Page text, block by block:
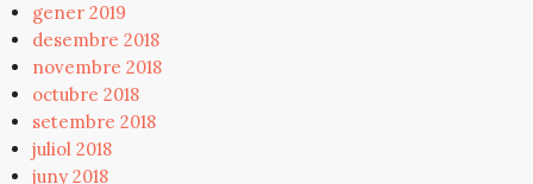
gener 2019
desembre 2018
novembre 2018
octubre 2018
setembre 2018
juliol 2018
juny 2018